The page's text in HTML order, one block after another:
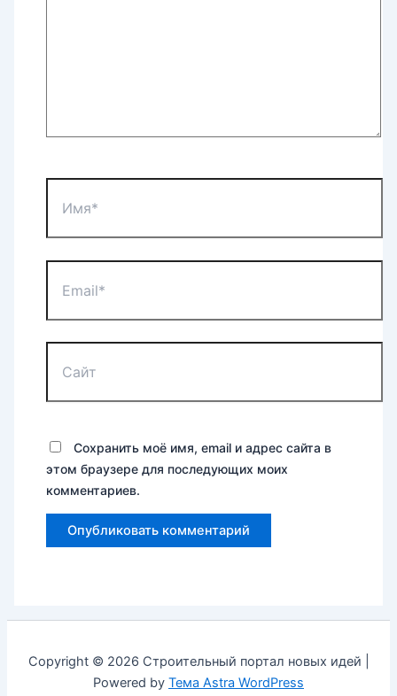
Сохранить моё имя, email и адрес сайта в
этом браузере для последующих моих
комментариев.
Copyright © 2026 Строительный портал новых идей |
Powered by Тема Astra WordPress